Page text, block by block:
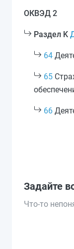
ОКВЭД 2
Раздел K
64
65
66
Задайте
Что-то